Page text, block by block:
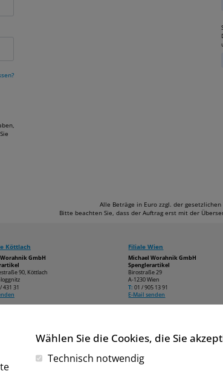
Alle Beträge in Euro zzgl. der
Bitte beachten Sie, dass der Auftrag erst mit der
Köttlach
GmbH
90, Köttlach
431 31
Filiale Wien
Michael Worahnik GmbH
Spenglerartikel
Birostraße 29
A-1230 Wien
T: 01 / 905 13 91
E-Mail senden
Wählen Sie die Cookies, die Sie
Technisch notwendig